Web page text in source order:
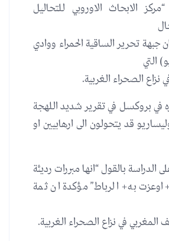
الابحاث الاوروبي للتحاليل
جبهة تحرير الساقية الحمراء ووادي
التي
الصحراء الغربية.
في بروكسل في تقرير شديد اللهجة
قد يتحولون الى ارهابيين او
بالقول “انها مبررات رديئة
به+ الرباط” مؤكدة ان ثمة
في نزاع الصحراء الغربية.